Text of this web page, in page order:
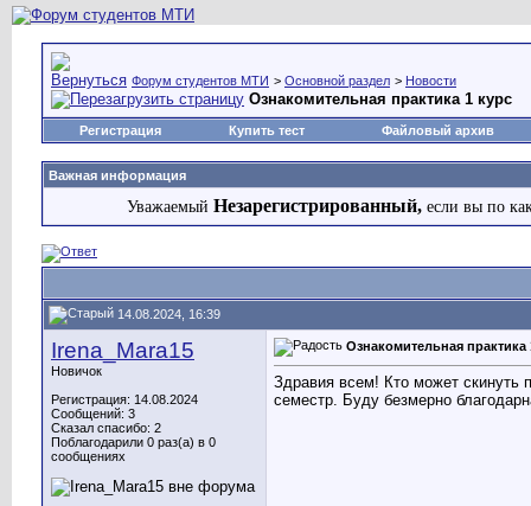
Форум студентов МТИ > Основной раздел > Новости
Ознакомительная практика 1 курс
Регистрация Купить тест Файловый архив
Важная информация
Уважаемый Незарегистрированный, если вы по
14.08.2024, 16:39
Irena_Mara15
Новичок
Регистрация: 14.08.2024
Сообщений: 3
Сказал спасибо: 2
Поблагодарили 0 раз(а) в 0
сообщениях
Ознакомительная практика
Здравия всем! Кто может скинуть
семестр. Буду безмерно